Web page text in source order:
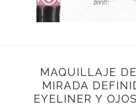
MAQUILLAJE
MIRADA
EYELINER Y